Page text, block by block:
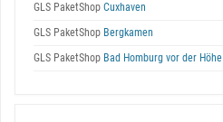
GLS PaketShop Cuxhaven
GLS PaketShop Bergkamen
GLS PaketShop Bad Homburg vor der Höhe